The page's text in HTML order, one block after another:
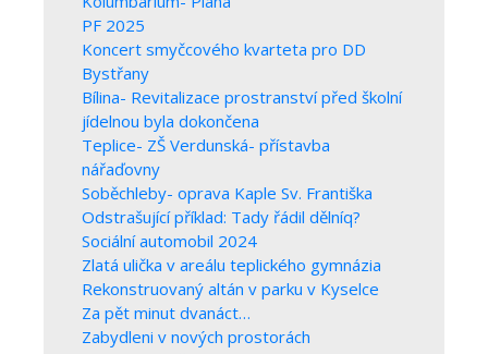
PF 2025
Koncert smyčcového kvarteta pro DD
Bystřany
Bílina- Revitalizace prostranství před školní
jídelnou byla dokončena
Teplice- ZŠ Verdunská- přístavba
nářaďovny
Soběchleby- oprava Kaple Sv. Františka
Odstrašující příklad: Tady řádil dělníq?
Sociální automobil 2024
Zlatá ulička v areálu teplického gymnázia
Rekonstruovaný altán v parku v Kyselce
Za pět minut dvanáct…
Zabydleni v nových prostorách